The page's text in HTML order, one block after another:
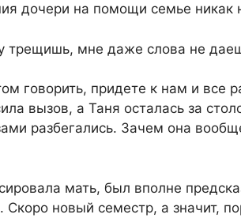
дочери на помощи семье никак
мне даже слова не
говорить, придете к нам и все
вызов, а Таня осталась за
разбегались. Зачем она
мать, был вполне
новый семестр, а значит,